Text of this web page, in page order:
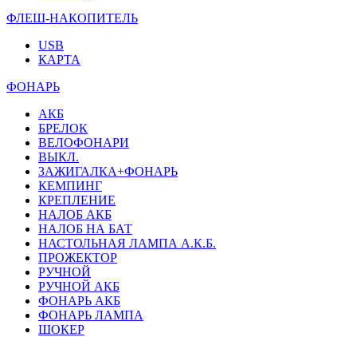
ФЛЕШ-НАКОПИТЕЛЬ
USB
КАРТА
ФОНАРЬ
АКБ
БРЕЛОК
ВЕЛОФОНАРИ
ВЫКЛ.
ЗАЖИГАЛКА+ФОНАРЬ
КЕМПИНГ
КРЕПЛЕНИЕ
НАЛОБ АКБ
НАЛОБ НА БАТ
НАСТОЛЬНАЯ ЛАМПА А.К.Б.
ПРОЖЕКТОР
РУЧНОЙ
РУЧНОЙ АКБ
ФОНАРЬ АКБ
ФОНАРЬ ЛАМПА
ШОКЕР